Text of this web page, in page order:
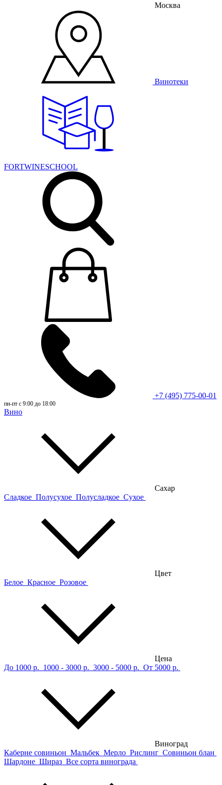
Москва
Винотеки
FORTWINESCHOOL
+7 (495) 775-00-01
пн-пт с 9:00 до 18:00
Вино
Сахар
Сладкое Полусухое Полусладкое Сухое
Цвет
Белое Красное Розовое
Цена
До 1000 р. 1000 - 3000 р. 3000 - 5000 р. От 5000 р.
Виноград
Каберне совиньон Мальбек Мерло Рислинг Совиньон блан
Шардоне Шираз Все сорта винограда